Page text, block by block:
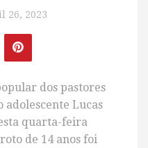
26, 2023
dos pastores
adolescente Lucas
quarta-feira
de 14 anos foi